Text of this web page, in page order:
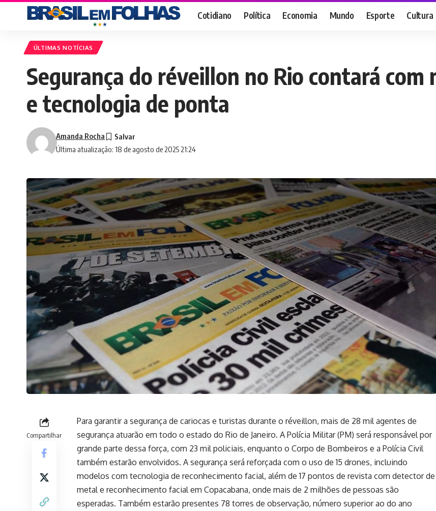
Cotidiano Política Economia Mundo Esporte Cultura
ÚLTIMAS NOTÍCIAS
Segurança do réveillon no Rio contará com
e tecnologia de ponta
Última atualização: 18 de agosto de 2025 21:24
Amanda Rocha
Compartilhar
Para garantir a segurança de cariocas e turistas durante o réveillon, mais de 28 mil agentes de
segurança atuarão em todo o estado do Rio de Janeiro. A Polícia Militar (PM) será responsável por
grande parte dessa força, com 23 mil policiais, enquanto o Corpo de Bombeiros e a Polícia Civil
também estarão envolvidos. A segurança será reforçada com o uso de 15 drones, incluindo
modelos com tecnologia de reconhecimento facial, além de 17 pontos de revista com detector de
metal e reconhecimento facial em Copacabana, onde mais de 2 milhões de pessoas são
esperadas. Também estarão presentes 78 torres de observação, número superior ao do ano